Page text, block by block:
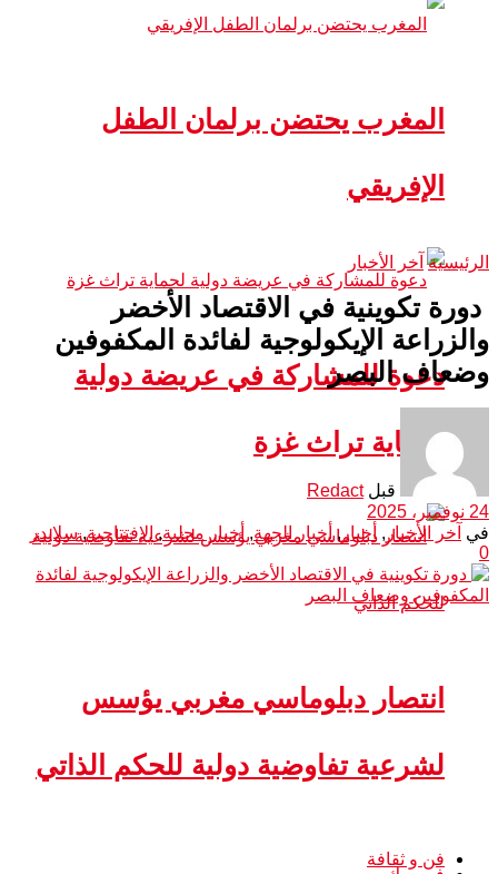
المغرب يحتضن برلمان الطفل
الإفريقي
دعوة للمشاركة في عريضة دولية
لحماية تراث غزة
انتصار دبلوماسي مغربي يؤسس
لشرعية تفاوضية دولية للحكم الذاتي
فن و ثقافة
الرئيسية آخر الأخبار
دورة تكوينية في الاقتصاد الأخضر
والزراعة الإيكولوجية لفائدة المكفوفين
وضعاف البصر
قبل Redact
24 نوفمبر، 2025
في آخر الأخبار, أخبار ,أخبار الجهة, أخبار محلية,الإفتتاحية,سلايدر
0